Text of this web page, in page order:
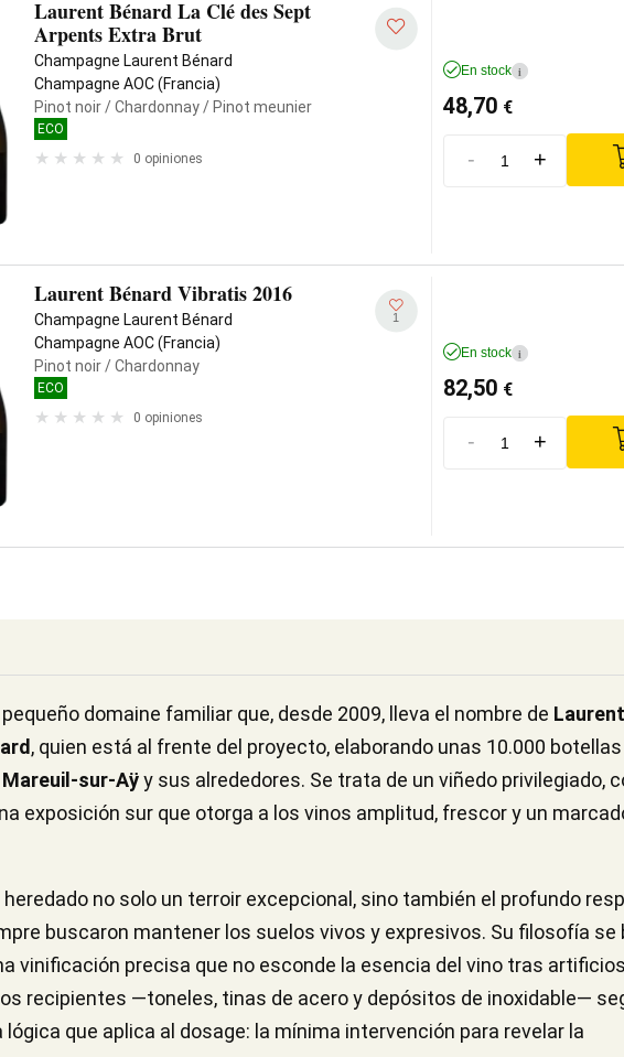
Laurent Bénard La Clé des Sept
Arpents Extra Brut
Champagne Laurent Bénard
Champagne AOC (Francia)
Pinot noir/ Chardonnay/ Pinot meunier
ECO
0 opiniones
En stock i
48,70 €
- +
Laurent Bénard Vibratis 2016
Champagne Laurent Bénard
Champagne AOC (Francia)
Pinot noir/ Chardonnay
ECO
0 opiniones
1
En stock i
82,50 €
- +
domaine familiar que, desde 2009, lleva el nombre de Laurent
, quien está al frente del proyecto, elaborando unas 10.000 botellas
Mareuil-sur-Aÿy sus alrededores. Se trata de un viñedo privilegiado,
exposición sur que otorga a los vinos amplitud, frescor y un
no solo un terroir excepcional, sino también el profundo
buscaron mantener los suelos vivos y expresivos. Su filosofía se
vinificación precisa que no esconde la esencia del vino tras artificios
recipientes —toneles, tinas de acero y depósitos de inoxidable—
que aplica al dosage: la mínima intervención para revelar la